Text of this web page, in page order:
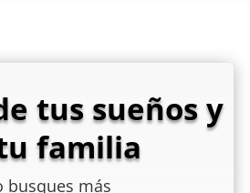
tus sueños y
familia
busques más